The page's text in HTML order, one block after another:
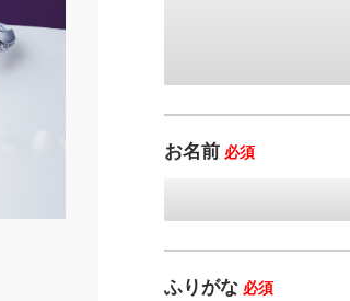
お名前 必須
ふりがな 必須